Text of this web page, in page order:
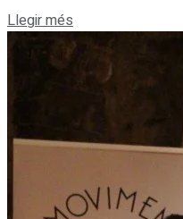
Llegir més